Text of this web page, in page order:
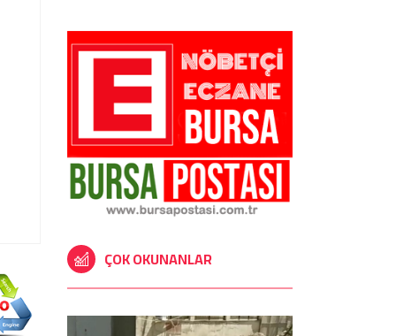
ÇOK OKUNANLAR